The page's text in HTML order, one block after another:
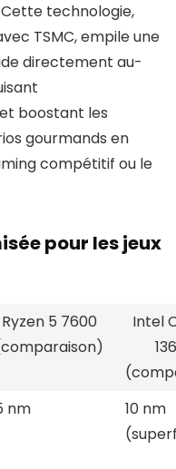
technologie,
TSMC, empile une
directement au-
boostant les
gourmands en
compétitif ou le
pour les jeux
Ryzen 5 7600
Intel
nm
10 nm